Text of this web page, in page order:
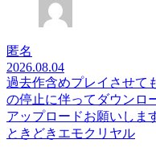
匿名
2026.08.04
過去作含めプレイさせて
の停止に伴ってダウンロ
アップロードお願いしま
ときどきエモクリヤル